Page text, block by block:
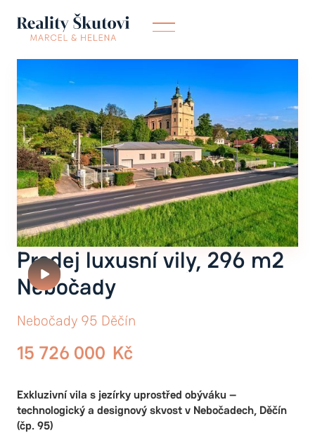
VIDEOPROHLÍDKA
Prodej luxusní vily, 296 m2
Nebočady
Nebočady 95 Děčín
15 726 000 Kč
Exkluzivní vila s jezírky uprostřed obýváku –
technologický a designový skvost v Nebočadech, Děčín
(čp. 95)